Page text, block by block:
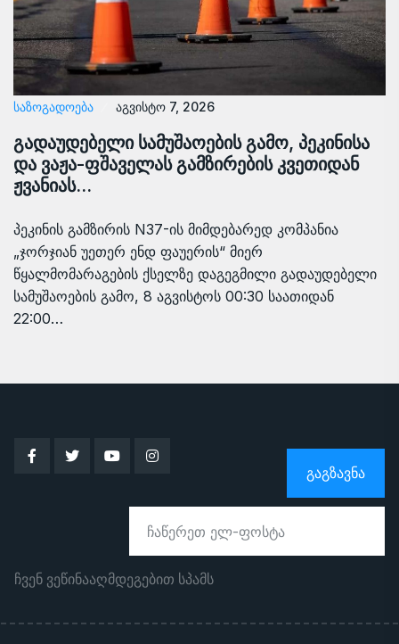
ᲡᲐᲖᲝᲒᲐᲓᲝᲔᲑᲐ აგვისტო 7, 2026
გადაუდებელი სამუშაოების გამო, პეკინისა
და ვაჟა-ფშაველას გამზირების კვეთიდან
ჟვანიას…
პეკინის გამზირის N37-ის მიმდებარედ კომპანია
„ჯორჯიან უეთერ ენდ ფაუერის“ მიერ
წყალმომარაგების ქსელზე დაგეგმილი გადაუდებელი
სამუშაოების გამო, 8 აგვისტოს 00:30 საათიდან
22:00…
ᲒᲐᲒᲖᲐᲕᲜᲐ
ჩვენ ვეწინააღმდეგებით სპამს